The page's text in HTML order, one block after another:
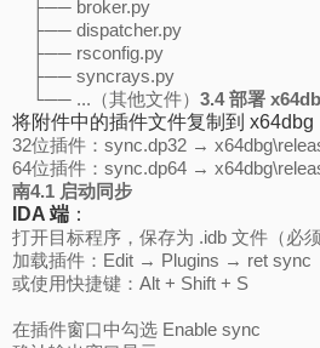
├── broker.py
├── dispatcher.py
├── rsconfig.py
├── syncrays.py
└── ...（其他文件） 3.4 部署
将附件中的插件文件复制到 x64dbg
32位插件：sync.dp32 →
64位插件：sync.dp64 →
南4.1 启动同步
IDA 端 ：
打开目标程序，保存为 .idb 文件（必须
加载插件：Edit → Plugins → ret sync
或使用快捷键：Alt + Shift + S
在插件窗口中勾选 Enable sync